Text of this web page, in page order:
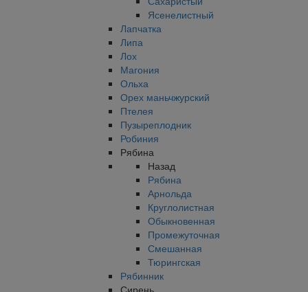
Ясенелистный
Лапчатка
Липа
Лох
Магония
Ольха
Орех маньчжурский
Птелея
Пузыреплодник
Робиния
Рябина
Назад
Рябина
Арнольда
Круглолистная
Обыкновенная
Промежуточная
Смешанная
Тюрингская
Рябинник
Сирень